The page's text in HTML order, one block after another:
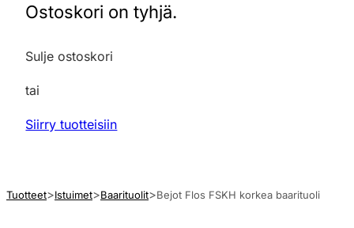
Ostoskori on tyhjä.
Sulje ostoskori
tai
Siirry tuotteisiin
Tuotteet Istuimet Baarituolit Bejot Flos FSKH korkea baarituoli